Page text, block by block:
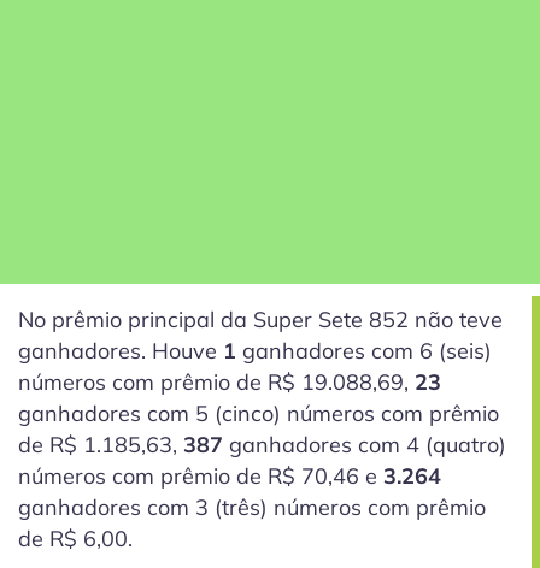
No prêmio principal da Super Sete 852 não teve
ganhadores. Houve 1 ganhadores com 6 (seis)
números com prêmio de R$ 19.088,69, 23
ganhadores com 5 (cinco) números com prêmio
de R$ 1.185,63, 387 ganhadores com 4 (quatro)
números com prêmio de R$ 70,46 e 3.264
ganhadores com 3 (três) números com prêmio
de R$ 6,00.